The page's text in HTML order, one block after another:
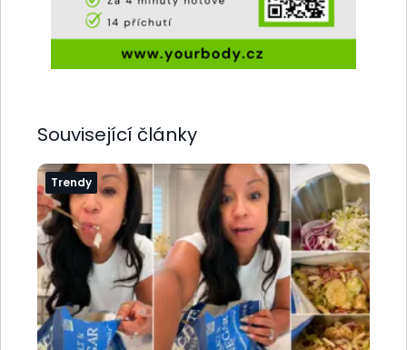
Související články
Trendy